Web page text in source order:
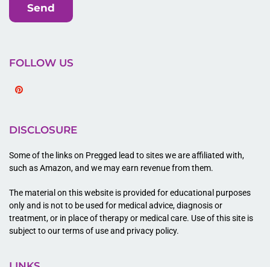
Send
FOLLOW US
DISCLOSURE
Some of the links on Pregged lead to sites we are affiliated with,
such as Amazon, and we may earn revenue from them.
The material on this website is provided for educational purposes
only and is not to be used for medical advice, diagnosis or
treatment, or in place of therapy or medical care. Use of this site is
subject to our terms of use and privacy policy.